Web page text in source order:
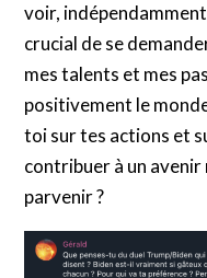
voir,
crucial de se
mes talents et mes
positivement le
toi sur tes actions et
contribuer à un
parvenir ?